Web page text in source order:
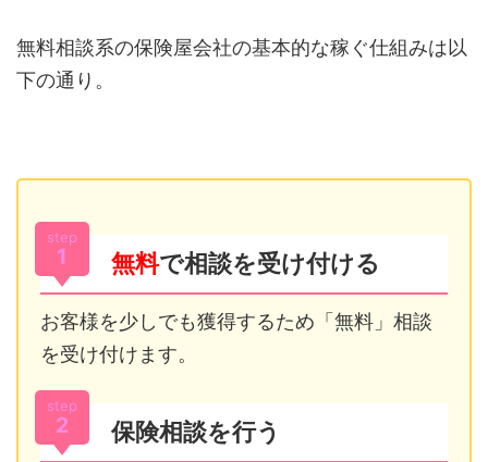
無料相談系の保険屋会社の基本的な稼ぐ仕組みは以
下の通り。
step
1 無料で相談を受け付ける
お客様を少しでも獲得するため「無料」相談
を受け付けます。
step
2 保険相談を行う